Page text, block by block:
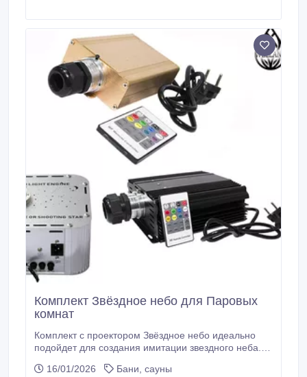
Комплект Звёздное небо для Паровых
комнат
Комплект с проектором Звёздное небо идеально
подойдет для создания имитации звездного неба. В
выбор. Источник света - мощные светодиоды
16/01/2026
Бани, сауны